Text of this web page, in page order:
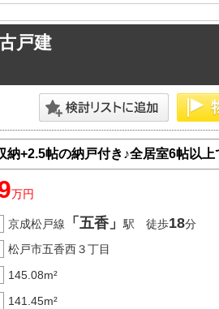
戸建
納+2.5帖の納戸付き♪全居室6帖以
万円
京成松戸線 「五香」駅 徒歩18分
松戸市五香西３丁目
145.08m²
141.45m²